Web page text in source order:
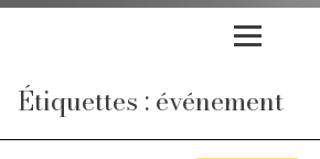
Étiquettes : événement